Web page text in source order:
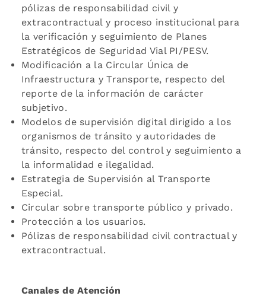
pólizas de responsabilidad civil y
extracontractual y proceso institucional para
la verificación y seguimiento de Planes
Estratégicos de Seguridad Vial PI/PESV.
Modificación a la Circular Única de
Infraestructura y Transporte, respecto del
reporte de la información de carácter
subjetivo.
Modelos de supervisión digital dirigido a los
organismos de tránsito y autoridades de
tránsito, respecto del control y seguimiento a
la informalidad e ilegalidad.
Estrategia de Supervisión al Transporte
Especial.
Circular sobre transporte público y privado.
Protección a los usuarios.
Pólizas de responsabilidad civil contractual y
extracontractual.
Canales de Atención